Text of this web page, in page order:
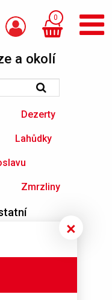
0
a okolí
Dezerty
Lahůdky
Zmrzliny